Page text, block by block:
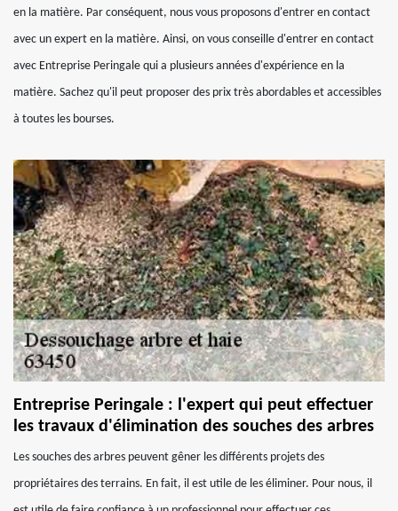
en la matière. Par conséquent, nous vous proposons d'entrer en contact
avec un expert en la matière. Ainsi, on vous conseille d'entrer en contact
avec Entreprise Peringale qui a plusieurs années d'expérience en la
matière. Sachez qu'il peut proposer des prix très abordables et accessibles
à toutes les bourses.
Entreprise Peringale : l'expert qui peut effectuer
les travaux d'élimination des souches des arbres
Les souches des arbres peuvent gêner les différents projets des
propriétaires des terrains. En fait, il est utile de les éliminer. Pour nous, il